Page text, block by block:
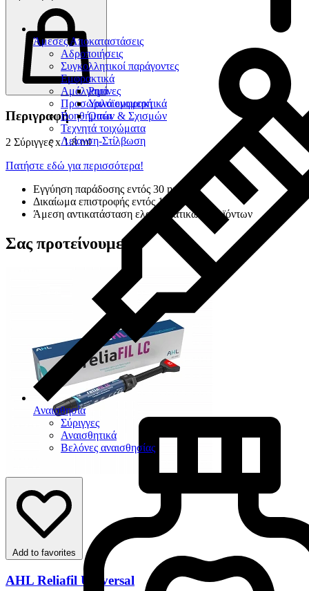
Άμεσες Αποκαταστάσεις
Αδροποιήσεις
Συγκολλητικοί παράγοντες
Εμφρακτικά
Ρητίνες
Υαλοϊονομερή
Οπών & Σχισμών
Αμάλγαμα
Προσωρινά εμφρακτικά
Βοηθήματα
Τεχνητά τοιχώματα
Λείανση-Στίλβωση
Αναισθησία
Σύριγγες
Αναισθητικά
Βελόνες αναισθησίας
Περιγραφή
2 Σύριγγες x 1.8 ml
Πατήστε εδώ για περισσότερα!
Εγγύηση παράδοσης εντός 30 ημερών
Δικαίωμα επιστροφής εντός 14 ημερών
Άμεση αντικατάσταση ελαττωματικών προϊόντων
Σας προτείνουμε
Add to favorites
AHL Reliafil Universal